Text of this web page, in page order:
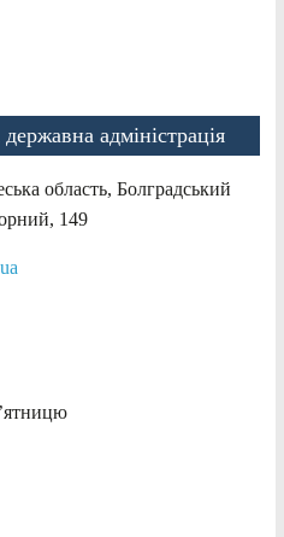
адміністрація
область, Болградський
149